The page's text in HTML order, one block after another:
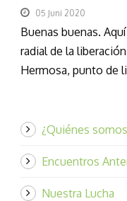
05 Juni 2020
Buenas buenas.
radial de la
Hermosa, punto de
¿Quiénes
Encuentros
Nuestra Lucha